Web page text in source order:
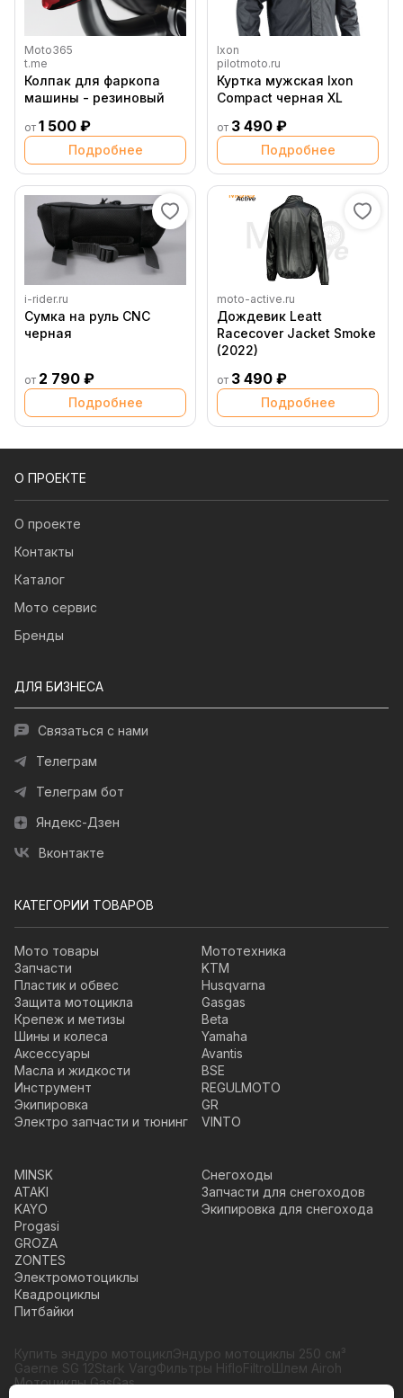
Moto365
t.me
Колпак для фаркопа
машины - резиновый
от 1 500 ₽
Подробнее
Ixon
pilotmoto.ru
Куртка мужская Ixon
Compact черная XL
от 3 490 ₽
Подробнее
i-rider.ru
Сумка на руль CNC
черная
от 2 790 ₽
Подробнее
moto-active.ru
Дождевик Leatt
Racecover Jacket Smoke
(2022)
от 3 490 ₽
Подробнее
О ПРОЕКТЕ
О проекте
Контакты
Каталог
Мото сервис
Бренды
ДЛЯ БИЗНЕСА
Связаться с нами
Телеграм
Телеграм бот
Яндекс-Дзен
Вконтакте
КАТЕГОРИИ ТОВАРОВ
Мото товары
Запчасти
Пластик и обвес
Защита мотоцикла
Крепеж и метизы
Шины и колеса
Аксессуары
Масла и жидкости
Инструмент
Экипировка
Электро запчасти и тюнинг
Мототехника
KTM
Husqvarna
Gasgas
Beta
Yamaha
Avantis
BSE
REGULMOTO
GR
VINTO
MINSK
ATAKI
KAYO
Progasi
GROZA
ZONTES
Электромотоциклы
Квадроциклы
Питбайки
Снегоходы
Запчасти для снегоходов
Экипировка для снегохода
Купить эндуро мотоциклЭндуро мотоциклы 250 см³
Gaerne SG 12Stark VargФильтры HifloFiltroШлем Airoh
Мотоциклы GasGas